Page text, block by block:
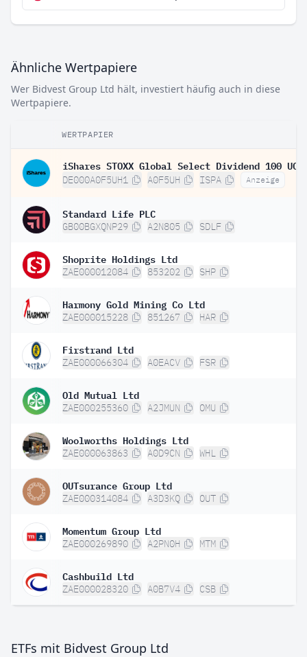
Ähnliche Wertpapiere
Wer Bidvest Group Ltd hält, investiert häufig auch in diese
Wertpapiere.
WERTPAPIER
DE000A0F5UH1 A0F5UH ISPA Anzeige
Standard Life PLC
GB00BGXQNP29 A2N805 SDLF
Shoprite Holdings Ltd
ZAE000012084 853202 SHP
Harmony Gold Mining Co Ltd
ZAE000015228 851267 HAR
Firstrand Ltd
ZAE000066304 A0EACV FSR
Old Mutual Ltd
ZAE000255360 A2JMUN OMU
Woolworths Holdings Ltd
ZAE000063863 A0D9CN WHL
OUTsurance Group Ltd
ZAE000314084 A3D3KQ OUT
Momentum Group Ltd
ZAE000269890 A2PN0H MTM
Cashbuild Ltd
ZAE000028320 A0B7V4 CSB
ETFs mit Bidvest Group Ltd